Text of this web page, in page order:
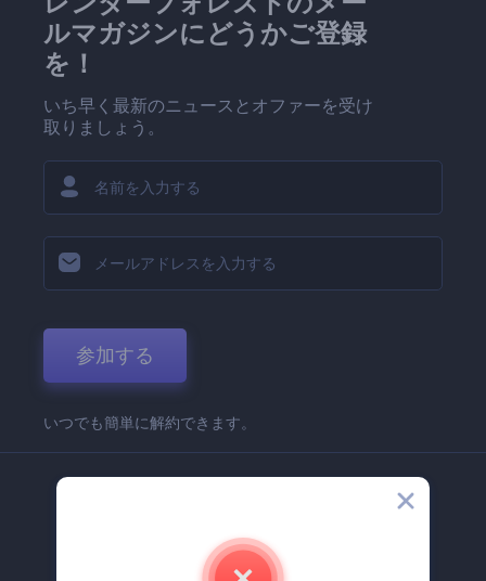
ルマガジンにどうかご登録
を！
いち早く最新のニュースとオファーを受け
取りましょう。
参加する
いつでも簡単に解約できます。
Renderforest 企業情報
お問い合わせ